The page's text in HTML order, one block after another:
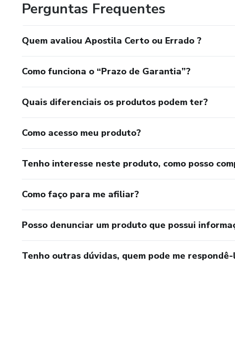
Perguntas Frequentes
Quem avaliou Apostila Certo ou Errado ?
Como funciona o “Prazo de Garantia”?
Quais diferenciais os produtos podem ter?
Como acesso meu produto?
Tenho interesse neste produto, como posso
Como faço para me afiliar?
Posso denunciar um produto que possui
Tenho outras dúvidas, quem pode me respondê-